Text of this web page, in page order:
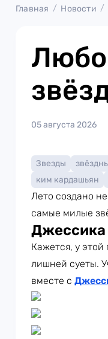
Главная Новости
05 августа 2026
Звезды
ким кардашьян
Лето создано
самые милые
Джессика
Кажется, у этой
лишней суеты.
вместе с